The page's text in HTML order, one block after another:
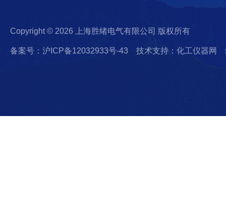
Copyright © 2026 上海胜绪电气有限公司 版权所有
备案号：沪ICP备12032933号-43 技术支持：化工仪器网